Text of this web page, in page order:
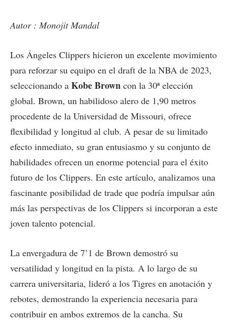
Autor : Monojit Mandal
Los Ángeles Clippers hicieron un excelente movimiento
para reforzar su equipo en el draft de la NBA de 2023,
seleccionando a Kobe Brown con la 30ª elección
global. Brown, un habilidoso alero de 1,90 metros
procedente de la Universidad de Missouri, ofrece
flexibilidad y longitud al club. A pesar de su limitado
efecto inmediato, su gran entusiasmo y su conjunto de
habilidades ofrecen un enorme potencial para el éxito
futuro de los Clippers. En este artículo, analizamos una
fascinante posibilidad de trade que podría impulsar aún
más las perspectivas de los Clippers si incorporan a este
joven talento potencial.
La envergadura de 7’1 de Brown demostró su
versatilidad y longitud en la pista. A lo largo de su
carrera universitaria, lideró a los Tigres en anotación y
rebotes, demostrando la experiencia necesaria para
contribuir en ambos extremos de la cancha. Su